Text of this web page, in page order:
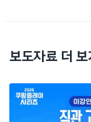
보도자료 더 보